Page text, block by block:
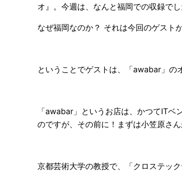
オ』。今週は、なんと福岡での収録でし
なぜ福岡なのか？ それは今回のゲスト
ということでゲストは、「awabar」の
「awabar」というお店は、かつてIT
のですが、その前に！まずは小笠原さ
京都芸術大学の教授で、「クロステッ